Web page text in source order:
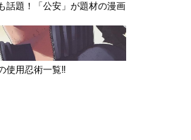
話題！「公安」が題材の漫画
使用忍術一覧‼